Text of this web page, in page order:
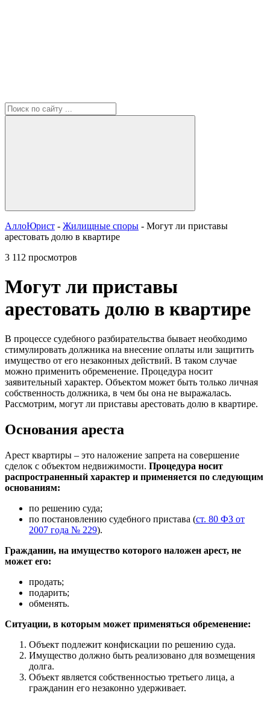
АллоЮрист - Жилищные споры - Могут ли приставы
арестовать долю в квартире
3 112 просмотров
Могут ли приставы
арестовать долю в квартире
В процессе судебного разбирательства бывает необходимо
стимулировать должника на внесение оплаты или защитить
имущество от его незаконных действий. В таком случае
можно применить обременение. Процедура носит
заявительный характер. Объектом может быть только личная
собственность должника, в чем бы она не выражалась.
Рассмотрим, могут ли приставы арестовать долю в квартире.
Основания ареста
Арест квартиры – это наложение запрета на совершение
сделок с объектом недвижимости. Процедура носит
распространенный характер и применяется по следующим
основаниям:
по решению суда;
по постановлению судебного пристава (ст. 80 ФЗ от
2007 года № 229).
Гражданин, на имущество которого наложен арест, не
может его:
продать;
подарить;
обменять.
Ситуации, в которым может применяться обременение:
Объект подлежит конфискации по решению суда.
Имущество должно быть реализовано для возмещения
долга.
Объект является собственностью третьего лица, а
гражданин его незаконно удерживает.